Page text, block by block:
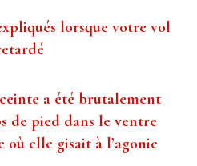
lorsque votre vol
a été brutalement
de pied dans le ventre
où elle gisait à l’agonie